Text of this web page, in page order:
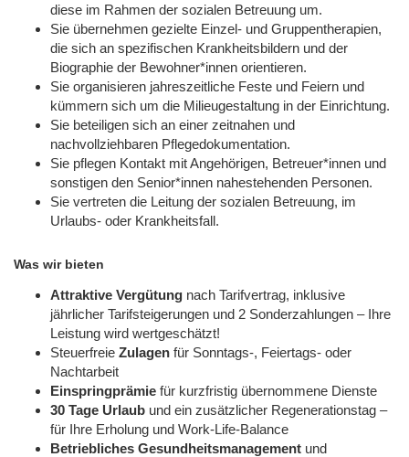
diese im Rahmen der sozialen Betreuung um.
Sie übernehmen gezielte Einzel- und Gruppentherapien,
die sich an spezifischen Krankheitsbildern und der
Biographie der Bewohner*innen orientieren.
Sie organisieren jahreszeitliche Feste und Feiern und
kümmern sich um die Milieugestaltung in der Einrichtung.
Sie beteiligen sich an einer zeitnahen und
nachvollziehbaren Pflegedokumentation.
Sie pflegen Kontakt mit Angehörigen, Betreuer*innen und
sonstigen den Senior*innen nahestehenden Personen.
Sie vertreten die Leitung der sozialen Betreuung, im
Urlaubs- oder Krankheitsfall.
Was wir bieten
Attraktive Vergütung nach Tarifvertrag, inklusive
jährlicher Tarifsteigerungen und 2 Sonderzahlungen – Ihre
Leistung wird wertgeschätzt!
Steuerfreie Zulagen für Sonntags-, Feiertags- oder
Nachtarbeit
Einspringprämie für kurzfristig übernommene Dienste
30 Tage Urlaub und ein zusätzlicher Regenerationstag –
für Ihre Erholung und Work-Life-Balance
Betriebliches Gesundheitsmanagement und